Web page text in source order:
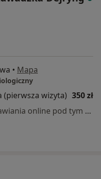
• Mapa
(pierwsza wizyta) 350 zł
Specjalista nie oferuje umawiania online pod tym adresem.